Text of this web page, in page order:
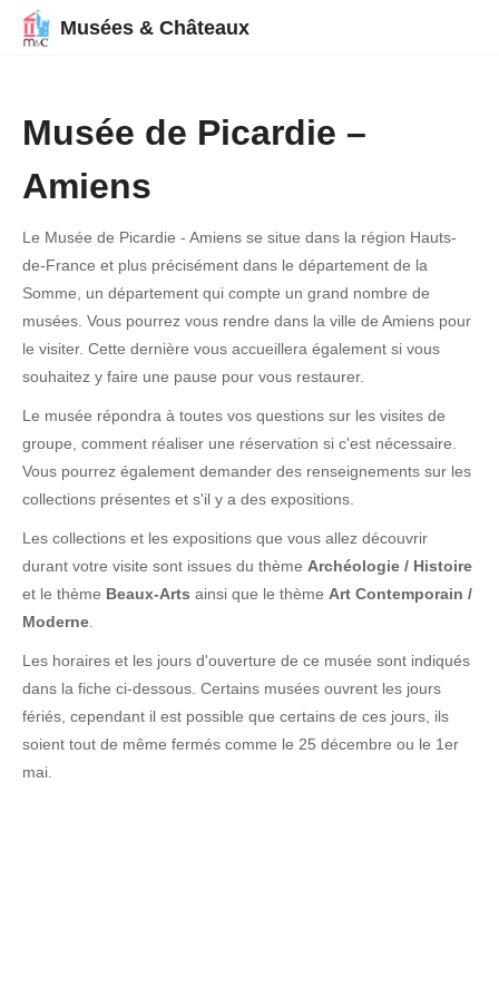
Musées & Châteaux
Musée de Picardie –
Amiens
Le Musée de Picardie - Amiens se situe dans la région Hauts-
de-France et plus précisément dans le département de la
Somme, un département qui compte un grand nombre de
musées. Vous pourrez vous rendre dans la ville de Amiens pour
le visiter. Cette dernière vous accueillera également si vous
souhaitez y faire une pause pour vous restaurer.
Le musée répondra à toutes vos questions sur les visites de
groupe, comment réaliser une réservation si c'est nécessaire.
Vous pourrez également demander des renseignements sur les
collections présentes et s'il y a des expositions.
Les collections et les expositions que vous allez découvrir
durant votre visite sont issues du thème Archéologie / Histoire
et le thème Beaux-Arts ainsi que le thème Art Contemporain /
Moderne
Les horaires et les jours d'ouverture de ce musée sont indiqués
dans la fiche ci-dessous. Certains musées ouvrent les jours
fériés, cependant il est possible que certains de ces jours, ils
soient tout de même fermés comme le 25 décembre ou le 1er
mai.